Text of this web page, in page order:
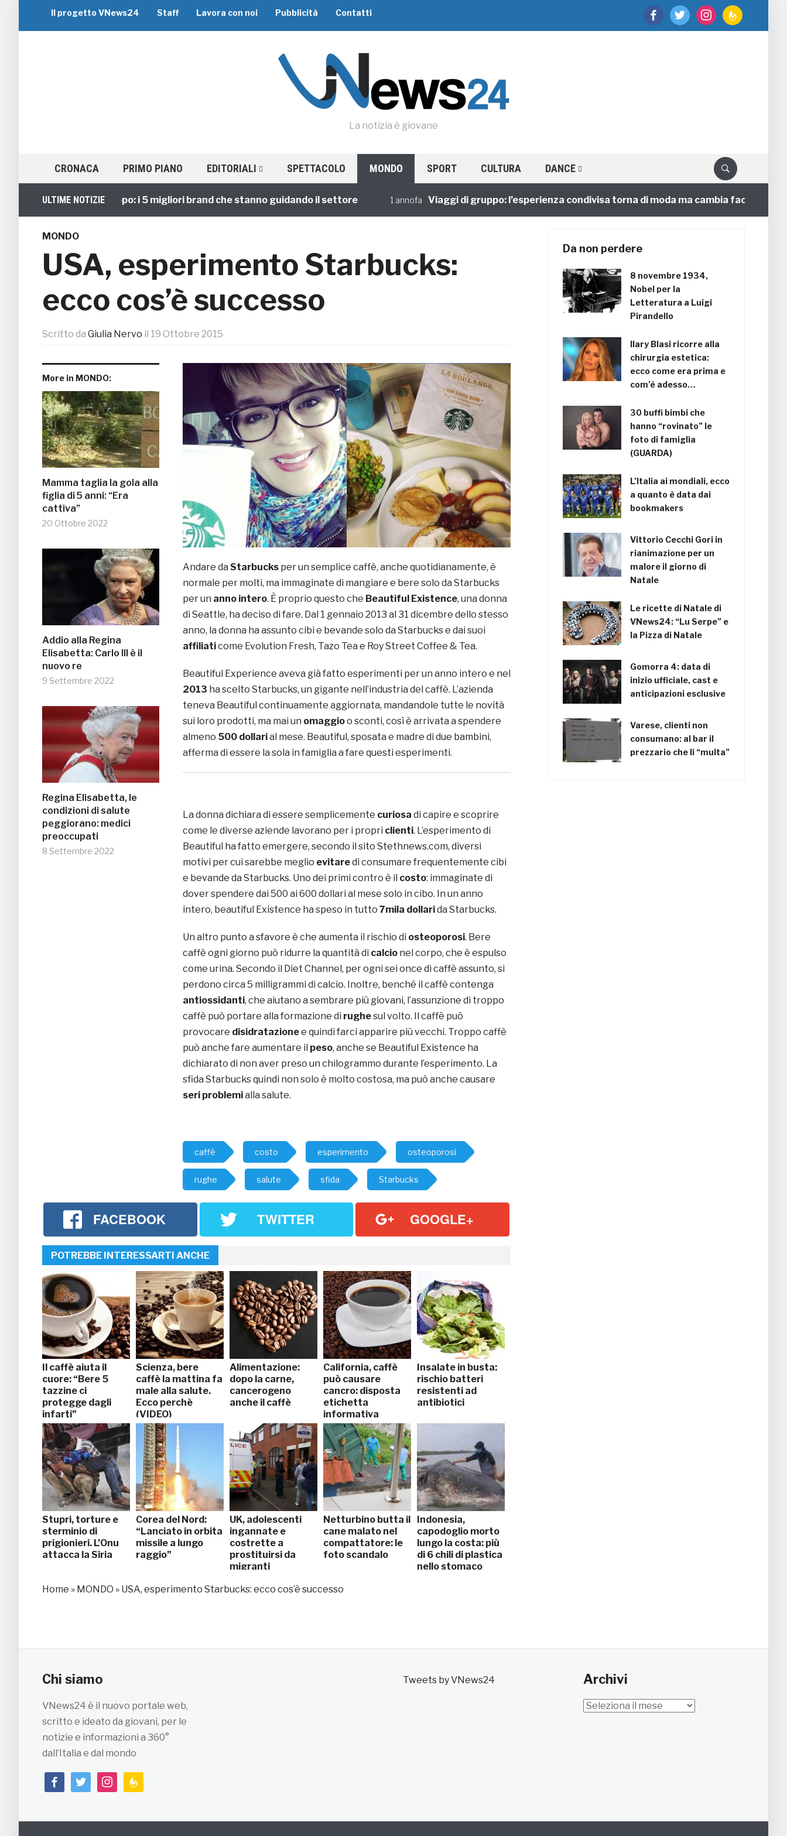
facebooktwitter instagramfeedburner
Il progetto VNews24 Staff Lavora con noi Pubblicità Contatti
La notizia è giovane
CRONACA PRIMO PIANO EDITORIALI SPETTACOLO MONDO SPORT CULTURA DANCE
ULTIME NOTIZIE
Viaggi di Gruppo: i 5 migliori brand che stanno guidando il settore 1 annofa Viaggi di gruppo: l’esperienza condivisa torna di moda ma cambia faccia
MONDO
USA, esperimento Starbucks:
ecco cos’è successo
Scritto da Giulia Nervo il 19 Ottobre 2015
More in MONDO:
Mamma taglia la gola alla
figlia di 5 anni: “Era
cattiva”
20 Ottobre 2022
Addio alla Regina
Elisabetta: Carlo III è il
nuovo re
9 Settembre 2022
Regina Elisabetta, le
condizioni di salute
peggiorano: medici
preoccupati
8 Settembre 2022
Andare da Starbucks per un semplice caffè, anche quotidianamente, è
normale per molti, ma immaginate di mangiare e bere solo da Starbucks
per un anno intero. È proprio questo che Beautiful Existence, una donna
di Seattle, ha deciso di fare. Dal 1 gennaio 2013 al 31 dicembre dello stesso
anno, la donna ha assunto cibi e bevande solo da Starbucks e dai suoi
affiliaticome Evolution Fresh, Tazo Tea e Roy Street Coffee & Tea.
Beautiful Experience aveva già fatto esperimenti per un anno intero e nel
2013 ha scelto Starbucks, un gigante nell’industria del caffè. L’azienda
teneva Beautiful continuamente aggiornata, mandandole tutte le novità
sui loro prodotti, ma mai un omaggioo sconti, così è arrivata a spendere
almeno 500 dollarial mese. Beautiful, sposata e madre di due bambini,
afferma di essere la sola in famiglia a fare questi esperimenti.
La donna dichiara di essere semplicemente curiosa di capire e scoprire
come le diverse aziende lavorano per i propri clienti. L’esperimento di
Beautiful ha fatto emergere, secondo il sito Stethnews.com, diversi
motivi per cui sarebbe meglio evitaredi consumare frequentemente cibi
e bevande da Starbucks. Uno dei primi contro è il costo: immaginate di
dover spendere dai 500 ai 600 dollari al mese solo in cibo. In un anno
intero, beautiful Existence ha speso in tutto 7mila dollarida Starbucks.
Un altro punto a sfavore è che aumenta il rischio di osteoporosi. Bere
caffè ogni giorno può ridurre la quantità di calcio nel corpo, che è espulso
come urina. Secondo il Diet Channel, per ogni sei once di caffè assunto, si
perdono circa 5 milligrammi di calcio. Inoltre, benché il caffè contenga
antiossidanti, che aiutano a sembrare più giovani, l’assunzione di troppo
caffè può portare alla formazione di rughesul volto. Il caffè può
provocare disidratazionee quindi farci apparire più vecchi. Troppo caffè
può anche fare aumentare il peso, anche se Beautiful Existence ha
dichiarato di non aver preso un chilogrammo durante l’esperimento. La
sfida Starbucks quindi non solo è molto costosa, ma può anche causare
seri problemialla salute.
caffè costo esperimento osteoporosi
rughe salute sfida Starbucks
FACEBOOK TWITTER GOOGLE+
POTREBBE INTERESSARTI ANCHE
Il caffè aiuta il
cuore: “Bere 5
tazzine ci
protegge dagli
infarti”
Scienza, bere
caffè la mattina fa
male alla salute.
Ecco perchè
(VIDEO)
Alimentazione:
dopo la carne,
cancerogeno
anche il caffè
California, caffè
può causare
cancro: disposta
etichetta
informativa
Insalate in busta:
rischio batteri
resistenti ad
antibiotici
Stupri, torture e
sterminio di
prigionieri. L’Onu
attacca la Siria
Corea del Nord:
“Lanciato in orbita
missile a lungo
raggio”
UK, adolescenti
ingannate e
costrette a
prostituirsi da
migranti
Netturbino butta il
cane malato nel
compattatore: le
foto scandalo
Indonesia,
capodoglio morto
lungo la costa: più
di 6 chili di plastica
nello stomaco
Home » MONDO » USA, esperimento Starbucks: ecco cos’è successo
Da non perdere
8 novembre 1934,
Nobel per la
Letteratura a Luigi
Pirandello
Ilary Blasi ricorre alla
chirurgia estetica:
ecco come era prima e
com’è adesso…
30 buffi bimbi che
hanno “rovinato” le
foto di famiglia
(GUARDA)
L’Italia ai mondiali, ecco
a quanto è data dai
bookmakers
Vittorio Cecchi Gori in
rianimazione per un
malore il giorno di
Natale
Le ricette di Natale di
VNews24: “Lu Serpe” e
la Pizza di Natale
Gomorra 4: data di
inizio ufficiale, cast e
anticipazioni esclusive
Varese, clienti non
consumano: al bar il
prezzario che li “multa”
Chi siamo
VNews24 è il nuovo portale web,
scritto e ideato da giovani, per le
notizie e informazioni a 360°
dall’Italia e dal mondo
facebooktwitterinstagramfeedburner
Tweets by VNews24 Archivi
Archivi